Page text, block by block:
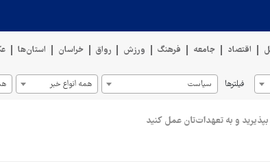
اقتصاد جامعه فرهنگ ورزش رواق خراسان استان‌ها
فیلترها سیاست همه انواع خبر
و به تعهدات‌تان عمل کنید